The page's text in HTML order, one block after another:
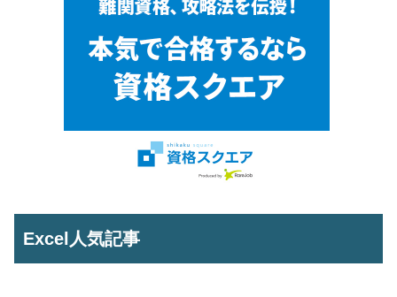
Excel人気記事